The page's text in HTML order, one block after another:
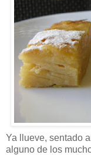
Ya llueve, sentado
alguno de los